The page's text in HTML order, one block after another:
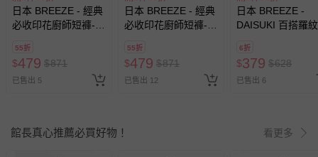
日本 BREEZE - 經典
必收印花廚師短褲-豹
55折
$479 $871
已售出 5
日本 BREEZE - 經典
必收印花廚師短褲-細
55折
$479 $871
已售出 12
日本 BREEZE -
DAISUKI 百搭羅
6折
$379 $628
已售出 6
館長真心推薦必買好物！ 看更多